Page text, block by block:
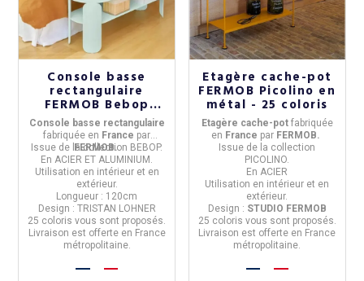
Console basse
rectangulaire
FERMOB Bebop
120x40cm en métal
- 25 coloris
Console basse rectangulaire
fabriquée en France par
FERMOB.
Issue de lacollection BEBOP.
EnACIER ET ALUMINIUM .
Utilisation en intérieur et en
extérieur.
Longueur : 120cm
Design : TRISTAN LOHNER
25 coloris vous sont proposés.
Livraison est offerte en France
métropolitaine.
Etagère cache-pot
FERMOB Picolino en
métal - 25 coloris
Etagère cache-pot fabriquée
en France par FERMOB.
Issue de la collection
PICOLINO.
EnACIER
Utilisation en intérieur et en
extérieur.
Design : STUDIO FERMOB
25 coloris vous sont proposés.
Livraison est offerte en France
métropolitaine.